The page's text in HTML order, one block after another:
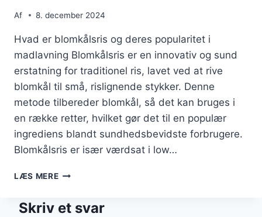
Af 8. december 2024
Hvad er blomkålsris og deres popularitet i
madlavning Blomkålsris er en innovativ og sund
erstatning for traditionel ris, lavet ved at rive
blomkål til små, rislignende stykker. Denne
metode tilbereder blomkål, så det kan bruges i
en række retter, hvilket gør det til en populær
ingrediens blandt sundhedsbevidste forbrugere.
Blomkålsris er især værdsat i low…
LÆS MEREBLOMKÅLSRIS
OG
Skriv et svar